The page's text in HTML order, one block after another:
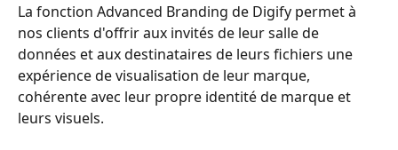
La fonction Advanced Branding de Digify permet à
nos clients d'offrir aux invités de leur salle de
données et aux destinataires de leurs fichiers une
expérience de visualisation de leur marque,
cohérente avec leur propre identité de marque et
leurs visuels.